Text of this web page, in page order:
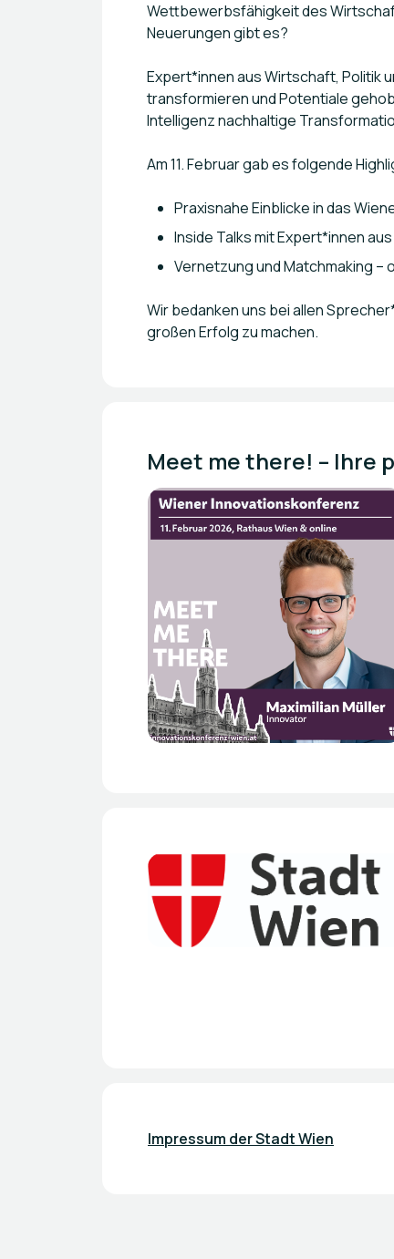
Wettbewerbsfähigkeit des
Neuerungen gibt es?
Expert*innen aus Wirtschaft, Politik
transformieren und Potentiale
Intelligenz nachhaltige
Am 11. Februar gab es folgende
Praxisnahe Einblicke in das
Inside Talks mit Expert*innen
Vernetzung und Matchmaking –
Wir bedanken uns bei allen
großen Erfolg zu machen.
Meet me there! – Ihre
Impressum der Stadt Wien